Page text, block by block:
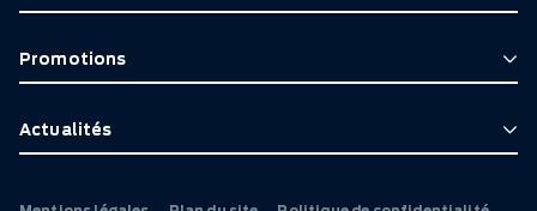
Promotions
Actualités